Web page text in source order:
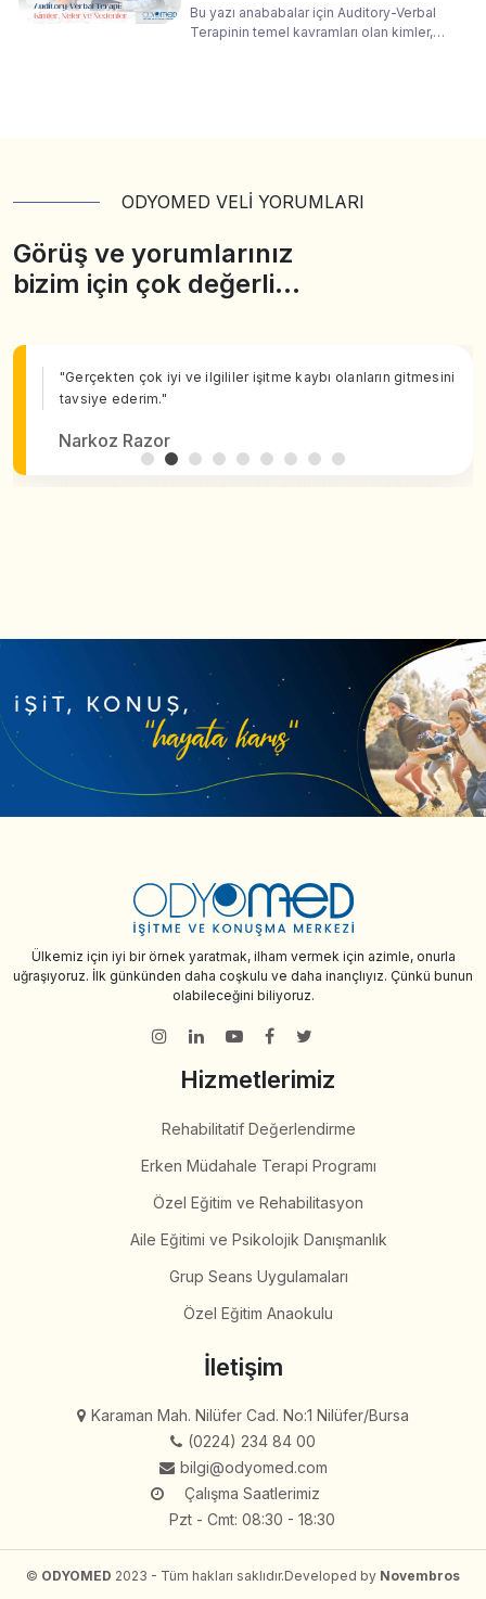
Bu yazı anababalar için Auditory-Verbal
Terapinin temel kavramları olan kimler,
ODYOMED VELİ YORUMLARI
Görüş ve yorumlarınız
bizim için çok değerli…
"Gerçekten çok iyi ve ilgililer işitme kaybı olanların gitmesini
tavsiye ederim."
Narkoz Razor
Ülkemiz için iyi bir örnek yaratmak, ilham vermek için azimle, onurla
uğraşıyoruz. İlk günkünden daha coşkulu ve daha inançlıyız. Çünkü bunun
olabileceğini biliyoruz.
Hizmetlerimiz
Özel Eğitim ve Rehabilitasyon
Özel Eğitim Anaokulu
İletişim
Çalışma Saatlerimiz
Pzt - Cmt: 08:30 - 18:30